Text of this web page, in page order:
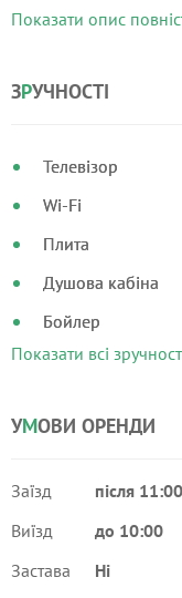
душова кабінка и
Показати опис
ЗРУЧНОСТІ
Телевізор
Wi-Fi
Плита
Душова кабіна
Бойлер
Показати всі
УМОВИ ОРЕНДИ
Заїзд
після 11:00
Виїзд
до 10:00
Застава
Ні